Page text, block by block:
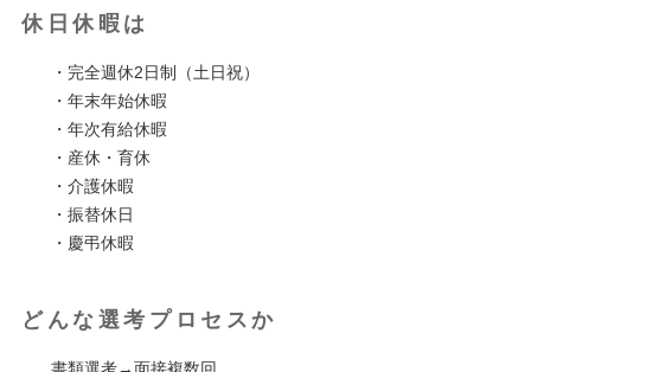
休日休暇は
・完全週休2日制（土日祝）
・年末年始休暇
・年次有給休暇
・産休・育休
・介護休暇
・振替休日
・慶弔休暇
どんな選考プロセスか